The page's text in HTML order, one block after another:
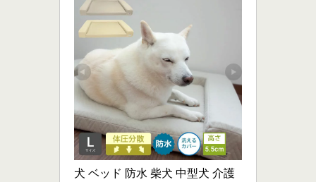
犬 ベッド 防水 柴犬 中型犬 介護